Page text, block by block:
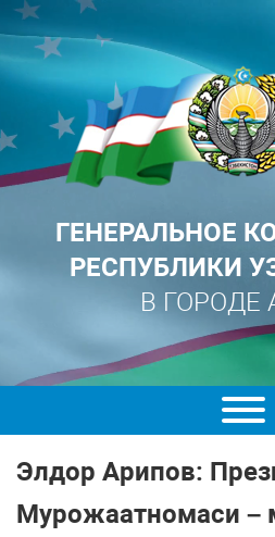
ГЕНЕРАЛЬНОЕ
РЕСПУБЛИКИ
В ГОРОДЕ
Элдор Арипов:
Мурожаатномаси –